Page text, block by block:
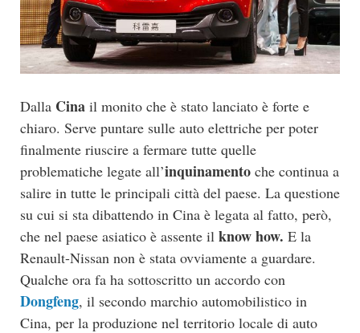
Dalla Cina il monito che è stato lanciato è forte e
chiaro. Serve puntare sulle auto elettriche per poter
finalmente riuscire a fermare tutte quelle
problematiche legate all’inquinamento che continua a
salire in tutte le principali città del paese. La questione
su cui si sta dibattendo in Cina è legata al fatto, però,
che nel paese asiatico è assente il know how. E la
Renault-Nissan non è stata ovviamente a guardare.
Qualche ora fa ha sottoscritto un accordo con
Dongfeng, il secondo marchio automobilistico in
Cina, per la produzione nel territorio locale di auto